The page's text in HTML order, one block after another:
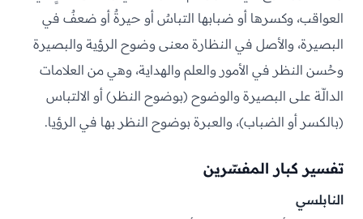
العواقب، وكسرها أو ضبابها التباسٌ أو حيرةٌ أو ضعفٌ في
البصيرة، والأصل في النظارة معنى وضوح الرؤية والبصيرة
وحُسن النظر في الأمور والعلم والهداية، وهي من العلامات
الدالّة على البصيرة والوضوح (بوضوح النظر) أو الالتباس
(بالكسر أو الضباب)، والعبرة بوضوح النظر بها في الرؤيا.
تفسير كبار المفسّرين
النابلسي